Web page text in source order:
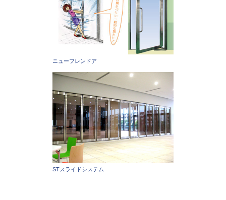
ニューフレンドア
STスライドシステム